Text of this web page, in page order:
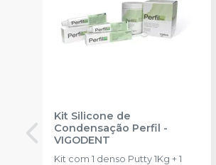
Kit Silicone de
Condensação Perfil -
VIGODENT
Kit com 1 denso Putty 1Kg + 1